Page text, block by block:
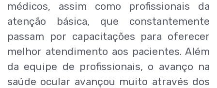
médicos, assim como profissionais da
atenção básica, que constantemente
passam por capacitações para oferecer
melhor atendimento aos pacientes. Além
da equipe de profissionais, o avanço na
saúde ocular avançou muito através dos